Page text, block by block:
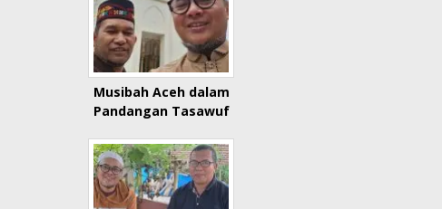
Musibah Aceh dalam
Pandangan Tasawuf